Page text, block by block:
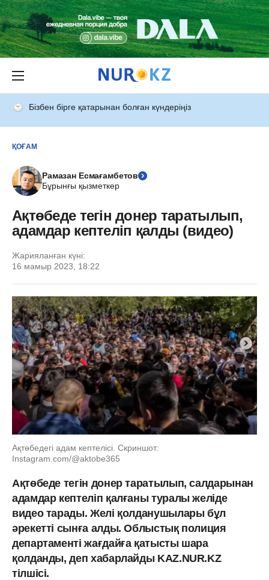
Бізбен бірге қатарынан болған күндеріңіз
ҚОҒАМ
Рамазан Есмағамбетов
Бұрынғы қызметкер
Ақтөбеде тегін донер таратылып,
адамдар кептеліп қалды (видео)
Жарияланған күні:
16 мамыр 2023, 18:22
Ақтөбедегі адам кептелісі. Скриншот:
Instagram.com/@aktobe365
Ақтөбеде тегін донер таратылып, салдарынан
адамдар кептеліп қалғаны туралы желіде
видео тарады. Желі қолданушылары бұл
әрекетті сынға алды. Облыстық полиция
департаменті жағдайға қатысты шара
қолданды, деп хабарлайды KAZ.NUR.KZ
тілшісі.